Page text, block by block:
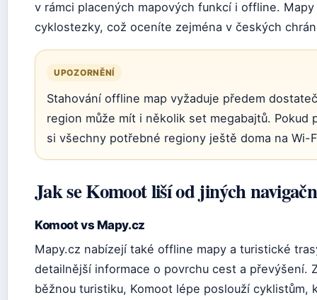
v rámci placených mapových funkcí i offline.
cyklostezky, což oceníte zejména v českých
UPOZORNĚNÍ
Stahování offline map vyžaduje předem
region může mít i několik set megabajtů.
si všechny potřebné regiony ještě doma na Wi-
Jak se Komoot liší od jiných
Komoot vs Mapy.cz
Mapy.cz nabízejí také offline mapy a turistické
detailnější informace o povrchu cest a převýšení.
běžnou turistiku, Komoot lépe poslouží